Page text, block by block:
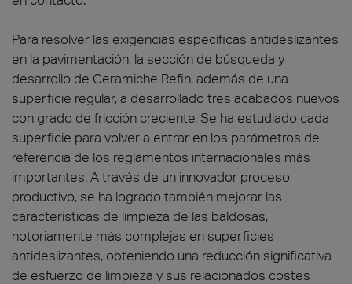
Para resolver las exigencias específicas antideslizantes
en la pavimentación, la sección de búsqueda y
desarrollo de Ceramiche Refin, además de una
superficie regular, a desarrollado tres acabados nuevos
con grado de fricción creciente. Se ha estudiado cada
superficie para volver a entrar en los parámetros de
referencia de los reglamentos internacionales más
importantes. A través de un innovador proceso
productivo, se ha logrado también mejorar las
características de limpieza de las baldosas,
notoriamente más complejas en superficies
antideslizantes, obteniendo una reducción significativa
de esfuerzo de limpieza y sus relacionados costes